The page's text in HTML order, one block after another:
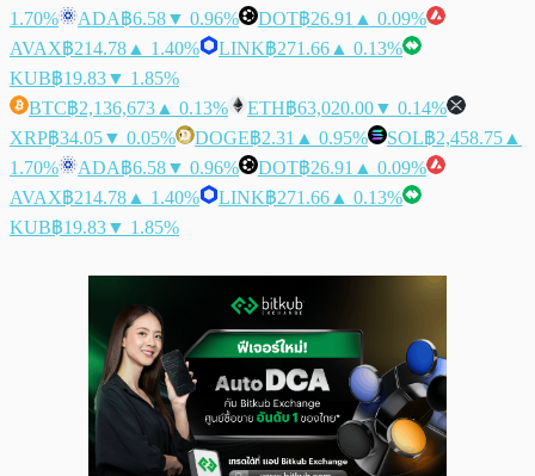
1.70%
ADA฿6.58▼ 0.96% DOT฿26.91 ▲ 0.09%
AVAX฿214.78 ▲ 1.40% LINK฿271.66 ▲ 0.13%
KUB฿19.83▼ 1.85%
BTC฿2,136,673 ▲ 0.13% ETH฿63,020.00▼ 0.14%
XRP฿34.05▼ 0.05% DOGE฿2.31 ▲ 0.95% SOL฿2,458.75 ▲
1.70%
ADA฿6.58▼ 0.96% DOT฿26.91 ▲ 0.09%
AVAX฿214.78 ▲ 1.40% LINK฿271.66 ▲ 0.13%
KUB฿19.83▼ 1.85%